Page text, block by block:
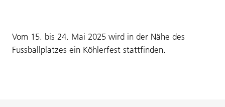
Vom 15. bis 24. Mai 2025 wird in der Nähe des
Fussballplatzes ein Köhlerfest stattfinden.